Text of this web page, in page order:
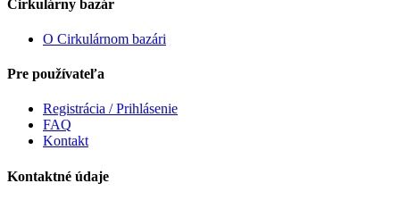
Cirkulárny bazár
O Cirkulárnom bazári
Pre používateľa
Registrácia / Prihlásenie
FAQ
Kontakt
Kontaktné údaje